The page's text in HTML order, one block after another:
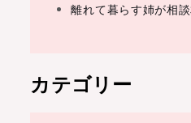
離れて暮らす姉が相
カテゴリー